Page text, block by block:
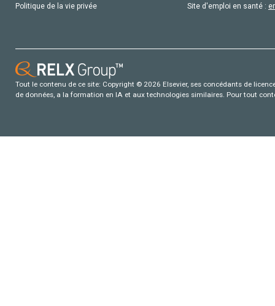
Politique de la vie privée
Site d'emploi en santé :
Tout le contenu de ce site: Copyright © 2026 Elsevier, ses concédants de
de données, a la formation en IA et aux technologies similaires. Pour tout